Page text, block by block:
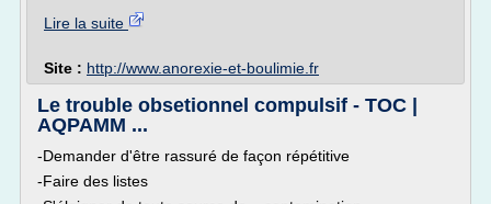
Lire la suite
Site : http://www.anorexie-et-boulimie.fr
Le trouble obsetionnel compulsif - TOC |
AQPAMM ...
-Demander d'être rassuré de façon répétitive
-Faire des listes